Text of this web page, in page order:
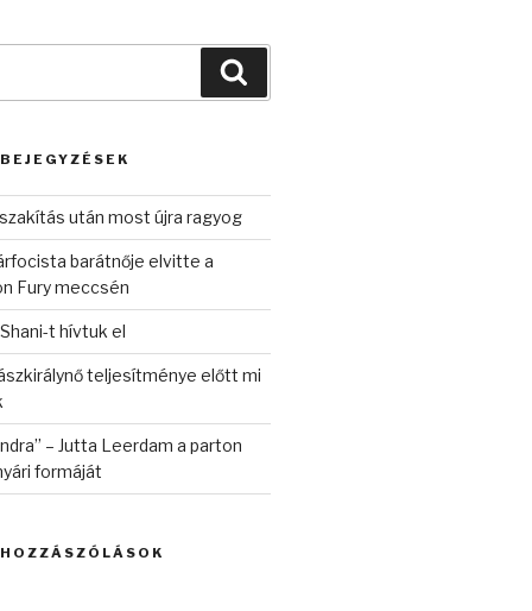
után most újra ragyog
barátnője elvitte a
Fury meccsén
t hívtuk el
teljesítménye előtt mi
– Jutta Leerdam a parton
formáját